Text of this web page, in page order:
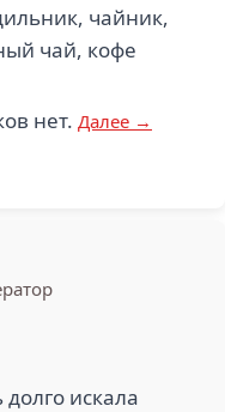
чайник,
чай, кофе
нет. Далее →
искала